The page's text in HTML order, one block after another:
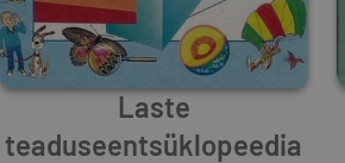
Laste
teaduseentsüklopeedia